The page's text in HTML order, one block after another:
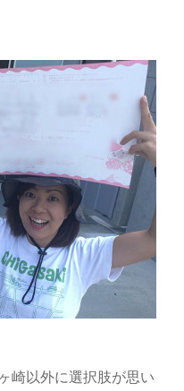
崎以外に選択肢が思い